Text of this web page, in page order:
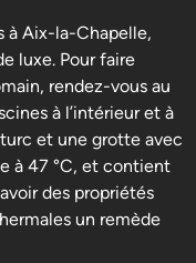
à Aix-la-Chapelle,
luxe. Pour faire
rendez-vous au
à l’intérieur et à
turc et une grotte avec
à 47 °C, et contient
des propriétés
un remède